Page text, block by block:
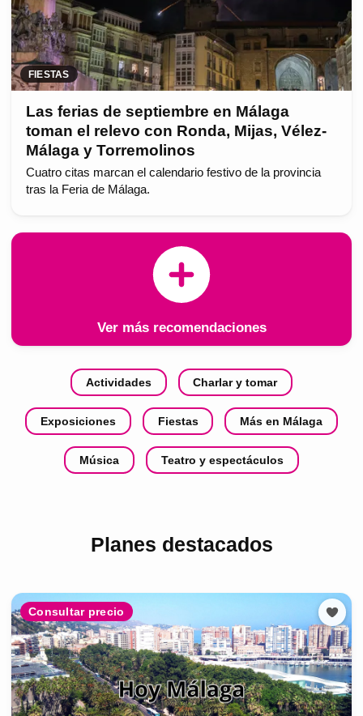
FIESTAS
Las ferias de septiembre en Málaga
toman el relevo con Ronda, Mijas, Vélez-
Málaga y Torremolinos
Cuatro citas marcan el calendario festivo de la provincia
tras la Feria de Málaga.
Ver más recomendaciones
Actividades Charlar y tomar
Exposiciones Fiestas Más en Málaga
Música Teatro y espectáculos
Planes destacados
Consultar precio